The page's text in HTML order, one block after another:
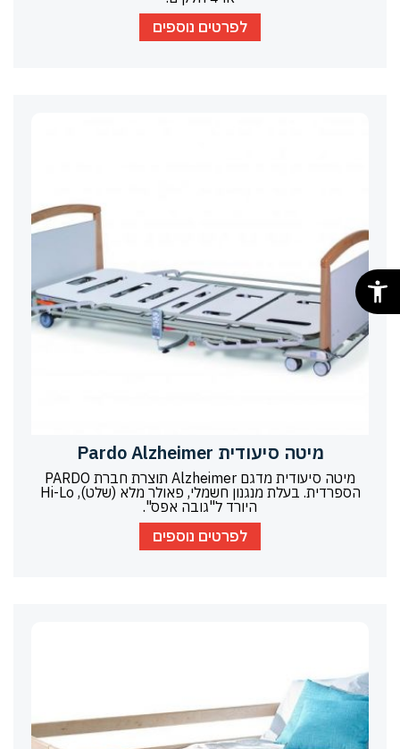
לפרטים נוספים
מיטה סיעודית Pardo Alzheimer
מיטה סיעודית מדגם Alzheimer תוצרת חברת PARDO
הספרדית. בעלת מנגנון חשמלי, פאולר מלא (שלט), Hi-Lo
היורד ל"גובה אפס".
לפרטים נוספים